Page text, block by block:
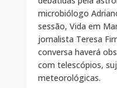
microbiólogo
sessão, Vida em
jornalista Teresa
conversa haverá
com telescópios,
meteorológicas.